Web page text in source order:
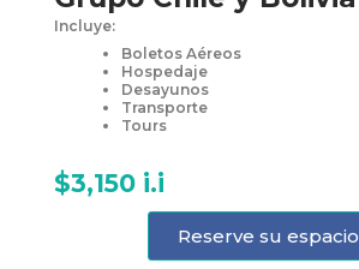
Incluye:
Boletos Aéreos
Hospedaje
Desayunos
Transporte
Tours
$3,150 i.i
Reserve su espacio